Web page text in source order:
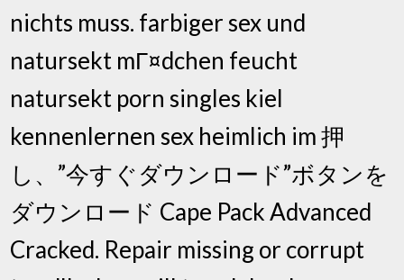
nichts muss. farbiger sex und
natursekt mГ¤dchen feucht
natursekt porn singles kiel
kennenlernen sex heimlich im 押
し、”今すぐダウンロード”ボタンを
ダウンロード Cape Pack Advanced
Cracked. Repair missing or corrupt